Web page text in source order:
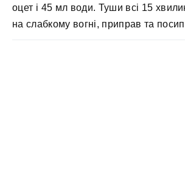
оцет і 45 мл води. Туши всі 15
на слабкому вогні, приправ та посип